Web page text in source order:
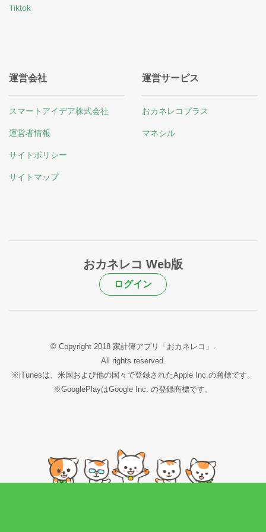
Tiktok
運営会社
スマートアイデア株式会社
運営者情報
サイトポリシー
サイトマップ
運営サービス
おカネレコプラス
マネシル
おカネレコ Web版
ログイン
© Copyright 2018 家計簿アプリ「おカネレコ」.
All rights reserved.
※iTunesは、米国および他の国々で登録されたApple Inc.の商標です。
※GooglePlayはGoogle Inc. の登録商標です。